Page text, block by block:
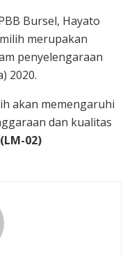
Bursel, Hayato
merupakan
penyelengaraan
2020.
akan memengaruhi
dan kualitas
(LM-02)